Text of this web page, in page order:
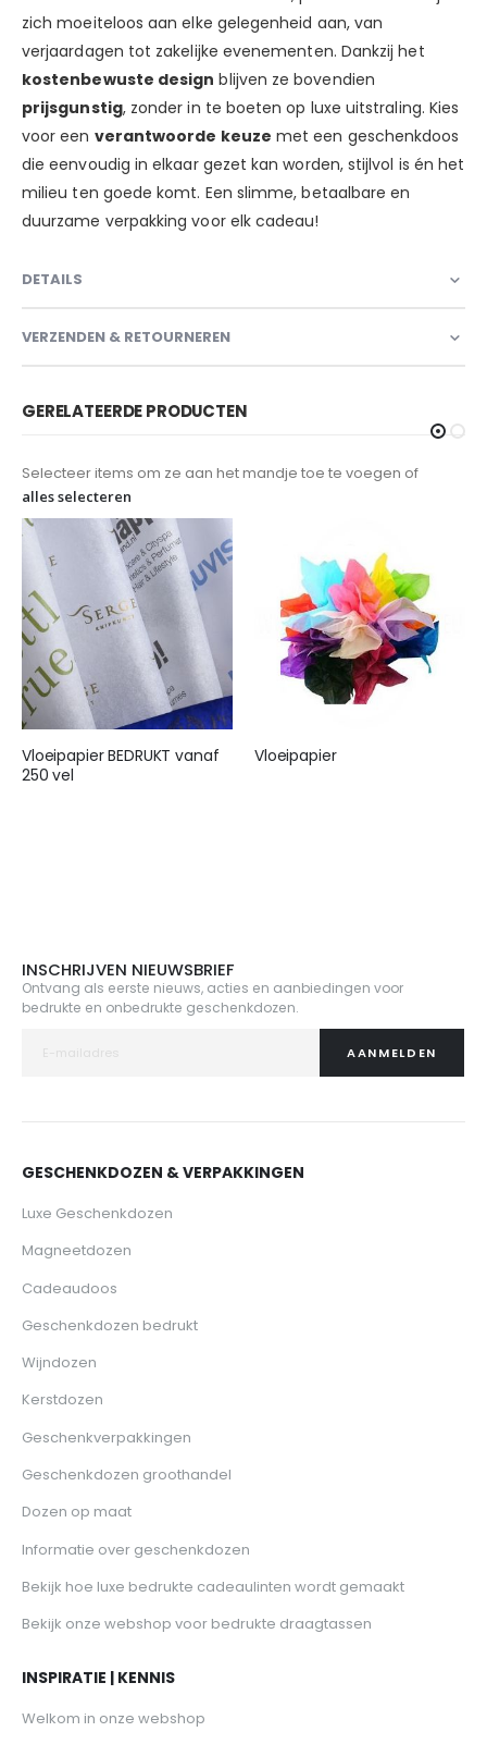
zich moeiteloos aan elke gelegenheid aan, van
verjaardagen tot zakelijke evenementen. Dankzij het
kostenbewuste design blijven ze bovendien
prijsgunstig, zonder in te boeten op luxe uitstraling. Kies
voor een verantwoorde keuze met een geschenkdoos
die eenvoudig in elkaar gezet kan worden, stijlvol is én het
milieu ten goede komt. Een slimme, betaalbare en
duurzame verpakking voor elk cadeau!
DETAILS
VERZENDEN & RETOURNEREN
GERELATEERDE PRODUCTEN
Selecteer items om ze aan het mandje toe te voegen of
alles selecteren
Vloeipapier BEDRUKT vanaf
250 vel
Vloeipapier
INSCHRIJVEN NIEUWSBRIEF
Ontvang als eerste nieuws, acties en aanbiedingen voor
bedrukte en onbedrukte geschenkdozen.
AANMELDEN
GESCHENKDOZEN & VERPAKKINGEN
Luxe Geschenkdozen
Magneetdozen
Cadeaudoos
Geschenkdozen bedrukt
Wijndozen
Kerstdozen
Geschenkverpakkingen
Geschenkdozen groothandel
Dozen op maat
Informatie over geschenkdozen
Bekijk hoe luxe bedrukte cadeaulinten wordt gemaakt
Bekijk onze webshop voor bedrukte draagtassen
INSPIRATIE | KENNIS
Welkom in onze webshop